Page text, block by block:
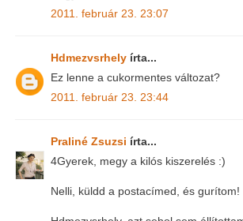
2011. február 23. 23:07
Hdmezvsrhely írta...
Ez lenne a cukormentes változat?
2011. február 23. 23:44
Praliné Zsuzsi írta...
4Gyerek, megy a kilós kiszerelés :)
Nelli, küldd a postacímed, és gurítom!